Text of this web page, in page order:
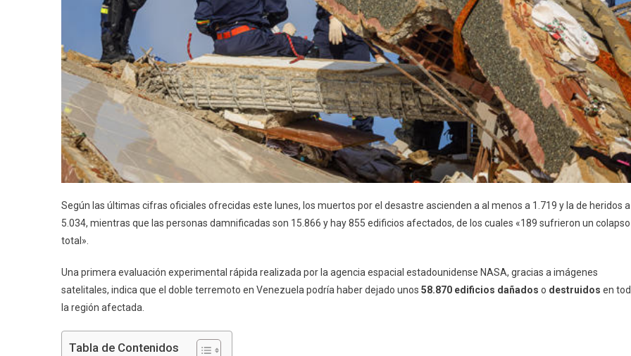
Según las últimas cifras oficiales ofrecidas este lunes, los muertos por el desastre ascienden a al menos a 1.719 y la de heridos a
5.034, mientras que las personas damnificadas son 15.866 y hay 855 edificios afectados, de los cuales «189 sufrieron un colapso
total».
Una primera evaluación experimental rápida realizada por la agencia espacial estadounidense NASA, gracias a imágenes
satelitales, indica que el doble terremoto en Venezuela podría haber dejado unos 58.870 edificios dañados o destruidos en
la región afectada.
Tabla de Contenidos